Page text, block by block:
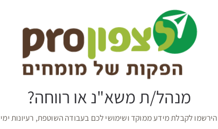
מנהל/ת משא"נ או רווחה?
הירשמו לקבלת מידע ממוקד ושימושי לכם בעבודה השוטפת, רעיונות ימי